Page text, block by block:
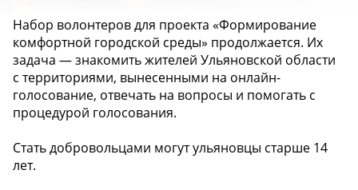
Набор волонтеров для проекта «Формирование
комфортной городской среды» продолжается. Их
задача — знакомить жителей Ульяновской области
с территориями, вынесенными на онлайн-
голосование, отвечать на вопросы и помогать с
процедурой голосования.
Стать добровольцами могут ульяновцы старше 14
лет.